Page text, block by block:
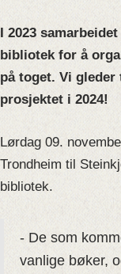
I 2023
bibliotek for å
på toget. Vi
prosjektet i 2024!
Lørdag 09.
Trondheim til
bibliotek.
- De som
vanlige bøker,